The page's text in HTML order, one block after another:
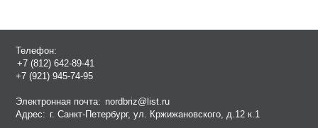
Телефон:
+7 (812) 642-89-41
+7 (921) 945-74-95
Электронная почта: nordbriz@list.ru
Адрес: г. Санкт-Петербург, ул. Кржижановского, д.12 к.1